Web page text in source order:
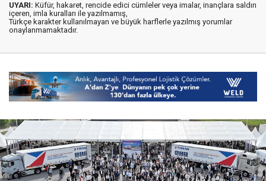
UYARI: Küfür, hakaret, rencide edici cümleler veya imalar, inançlara saldırı
içeren, imla kuralları ile yazılmamış,
Türkçe karakter kullanılmayan ve büyük harflerle yazılmış yorumlar
onaylanmamaktadır.